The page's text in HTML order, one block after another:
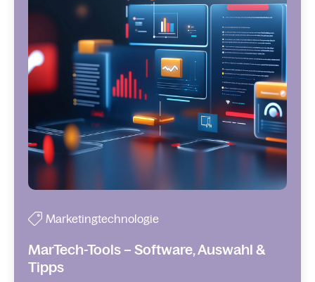
Marketingtechnologie
MarTech-Tools – Software, Auswahl &
Tipps